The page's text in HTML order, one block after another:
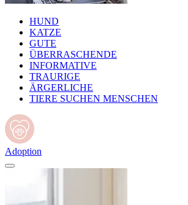
HUND
KATZE
GUTE
ÜBERRASCHENDE
INFORMATIVE
TRAURIGE
ÄRGERLICHE
TIERE SUCHEN MENSCHEN
Adoption